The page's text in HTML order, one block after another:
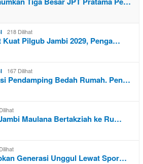
218 Dilihat
Kuat Pilgub Jambi 2029, Penga…
167 Dilihat
Pendamping Bedah Rumah. Pen…
Maulana Bertakziah ke Ru…
Generasi Unggul Lewat Spor…